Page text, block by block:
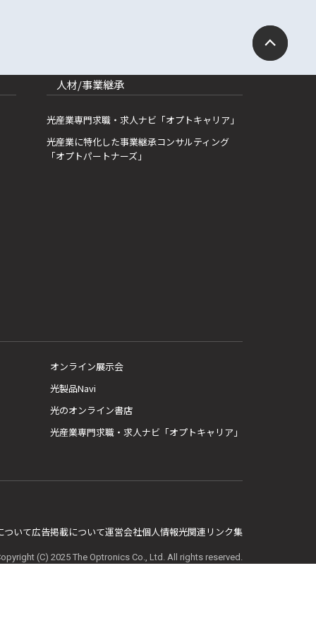
人材/事業継承
光産業専門求職・求人ナビ「オプトキャリア」
光産業に特化した事業継承コンサルティング
「オプトパートナーズ」
オンライン展示会
光製品Navi
光のオンライン書店
光産業専門求職・求人ナビ「オプトキャリア」
ついて広告掲載について運営会社個人情報光関連リンク集
(C) 2025 The Optronics Co., Ltd. All rights reserved.